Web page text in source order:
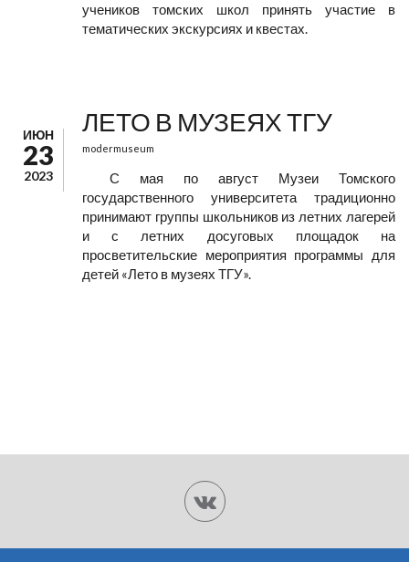
учеников томских школ принять участие в
тематических экскурсиях и квестах.
ИЮН
23
2023
ЛЕТО В МУЗЕЯХ ТГУ
modermuseum
С мая по август Музеи Томского
государственного университета традиционно
принимают группы школьников из летних лагерей
и с летних досуговых площадок на
просветительские мероприятия программы для
детей «Лето в музеях ТГУ».